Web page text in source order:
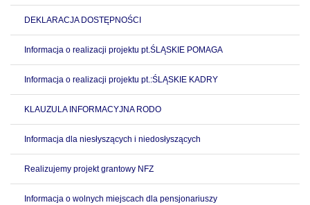
DEKLARACJA DOSTĘPNOŚCI
Informacja o realizacji projektu pt.ŚLĄSKIE POMAGA
Informacja o realizacji projektu pt.:ŚLĄSKIE KADRY
KLAUZULA INFORMACYJNA RODO
Informacja dla niesłyszących i niedosłyszących
Realizujemy projekt grantowy NFZ
Informacja o wolnych miejscach dla pensjonariuszy